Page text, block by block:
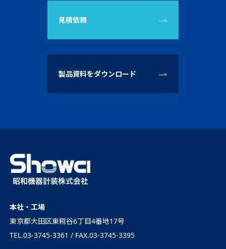
見積依頼
製品資料をダウンロード
本社・工場
東京都大田区東糀谷6丁目4番地17号
TEL.03-3745-3361 / FAX.03-3745-3395